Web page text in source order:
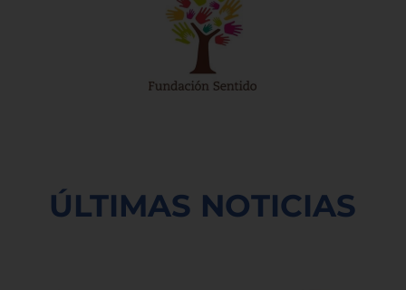
ÚLTIMAS NOTICIAS